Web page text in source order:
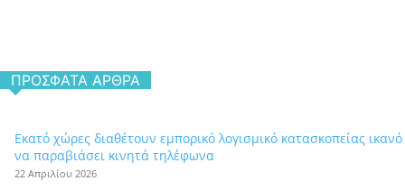
ΠΡΌΣΦΑΤΑ ΆΡΘΡΑ
Εκατό χώρες διαθέτουν εμπορικό λογισμικό κατασκοπείας ικανό
να παραβιάσει κινητά τηλέφωνα
22 Απριλίου 2026